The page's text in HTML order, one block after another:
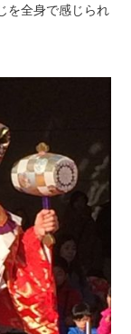
を全身で感じられ